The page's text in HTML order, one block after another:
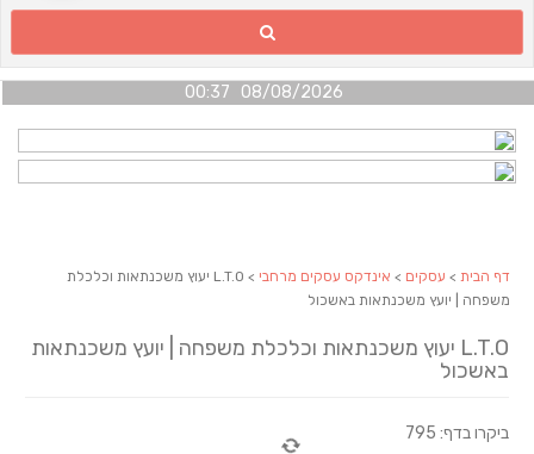
08/08/2026 00:37
דף הבית > עסקים > אינדקס עסקים מרחבי
> L.T.O יעוץ משכנתאות וכלכלת
משפחה | יועץ משכנתאות באשכול
L.T.O יעוץ משכנתאות וכלכלת משפחה | יועץ משכנתאות
באשכול
ביקרו בדף: 795